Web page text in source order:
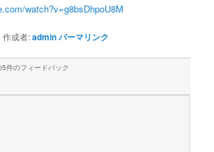
watch?v=g8bsDhpoU8M
成者:adminパーマリンク
5件のフィードバック